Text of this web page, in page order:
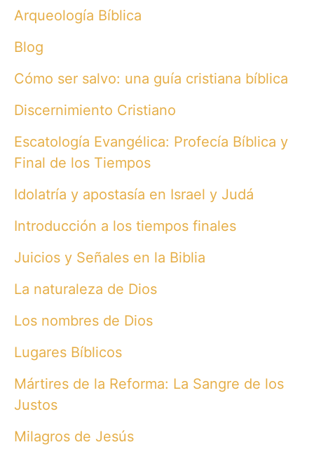
Arqueología Bíblica
Blog
Cómo ser salvo: una guía cristiana bíblica
Discernimiento Cristiano
Escatología Evangélica: Profecía Bíblica y
Final de los Tiempos
Idolatría y apostasía en Israel y Judá
Introducción a los tiempos finales
Juicios y Señales en la Biblia
La naturaleza de Dios
Los nombres de Dios
Lugares Bíblicos
Mártires de la Reforma: La Sangre de los
Justos
Milagros de Jesús